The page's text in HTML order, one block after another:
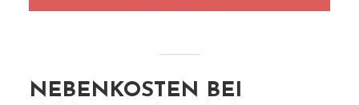
NEBENKOSTEN BEI